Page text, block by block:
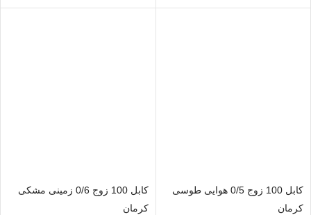
کابل 100 زوج 0/5 هوایی طوسی
کرمان
کابل 100 زوج 0/6 زمینی مشکی
کرمان